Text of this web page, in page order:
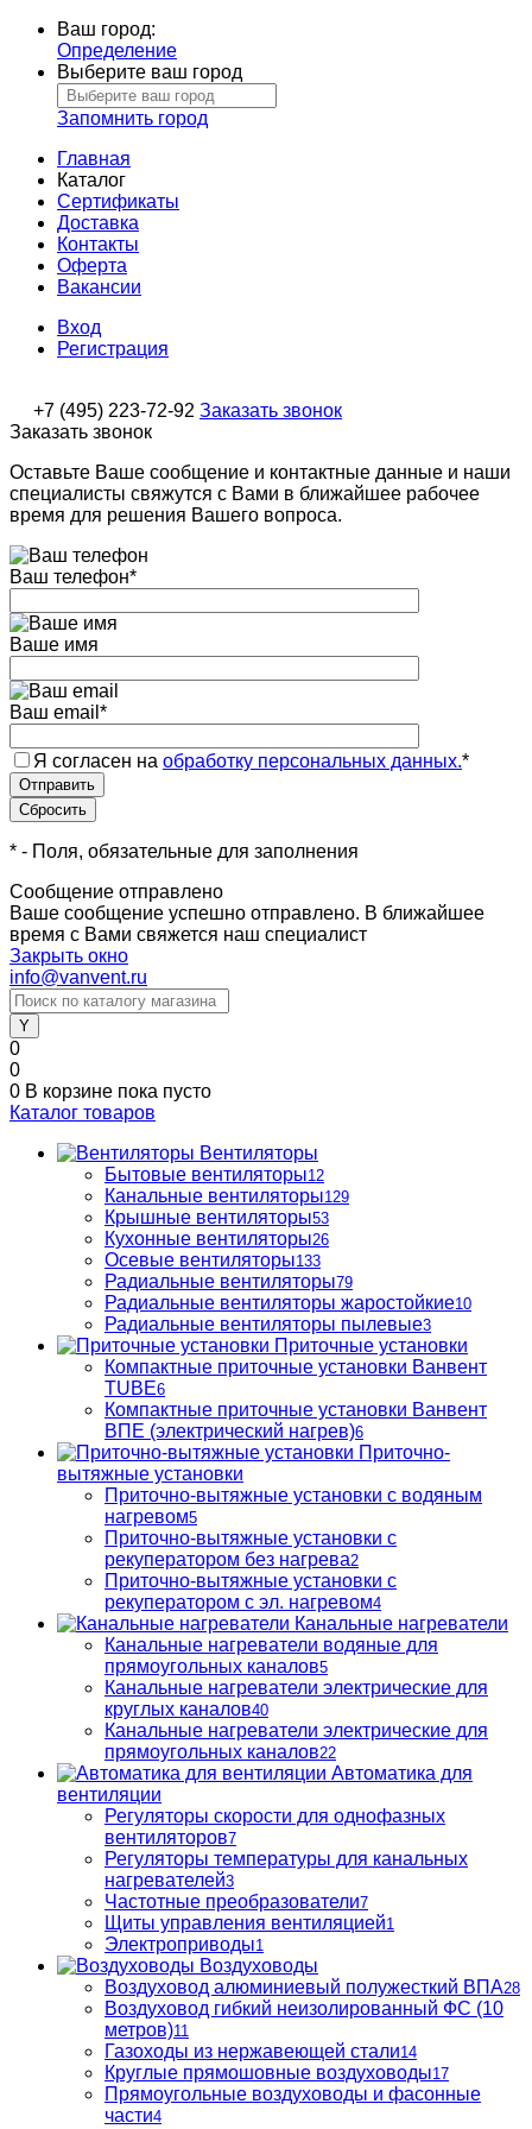
Ваш город:
Определение
Выберите ваш город
Запомнить город
Главная
Каталог
Сертификаты
Доставка
Контакты
Оферта
Вакансии
Вход
Регистрация
+7 (495) 223-72-92 Заказать звонок
Заказать звонок
Оставьте Ваше сообщение и контактные данные и наши
специалисты свяжутся с Вами в ближайшее рабочее
время для решения Вашего вопроса.
Ваш телефон*
Ваше имя
Ваш email *
Я согласен на обработку персональных данных.*
* - Поля, обязательные для заполнения
Сообщение отправлено
Ваше сообщение успешно отправлено. В ближайшее
время с Вами свяжется наш специалист
Закрыть окно
info@vanvent.ru
0
0
0 В корзине пока пусто
Каталог товаров
Вентиляторы
Бытовые вентиляторы12
Канальные вентиляторы129
Крышные вентиляторы53
Кухонные вентиляторы26
Осевые вентиляторы133
Радиальные вентиляторы79
Радиальные вентиляторы жаростойкие10
Радиальные вентиляторы пылевые3
Приточные установки
Компактные приточные установки Ванвент
TUBE6
Компактные приточные установки Ванвент
ВПЕ (электрический нагрев)6
Приточно-
вытяжные установки
Приточно-вытяжные установки с водяным
нагревом5
Приточно-вытяжные установки с
рекуператором без нагрева2
Приточно-вытяжные установки с
рекуператором с эл. нагревом4
Канальные нагреватели
Канальные нагреватели водяные для
прямоугольных каналов5
Канальные нагреватели электрические для
круглых каналов40
Канальные нагреватели электрические для
прямоугольных каналов22
Автоматика для
вентиляции
Регуляторы скорости для однофазных
вентиляторов7
Регуляторы температуры для канальных
нагревателей3
Частотные преобразователи7
Щиты управления вентиляцией1
Электроприводы1
Воздуховоды
Воздуховод алюминиевый полужесткий ВПА28
Воздуховод гибкий неизолированный ФС (10
метров)11
Газоходы из нержавеющей стали14
Круглые прямошовные воздуховоды17
Прямоугольные воздуховоды и фасонные
части4